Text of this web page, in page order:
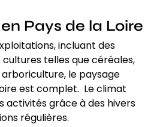
Pays de la Loire
incluant des
telles que céréales,
le paysage
est complet. Le climat
activités grâce à des hivers
régulières.